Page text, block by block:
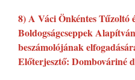
8) A Váci Önkéntes Tűzoltó
Boldogságcseppek
beszámolójának
Előterjesztő: Dombováriné